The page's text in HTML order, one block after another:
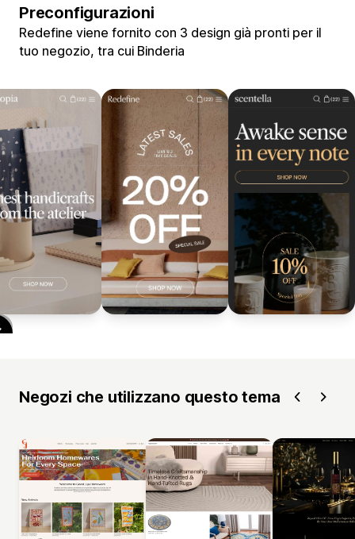
Preconfigurazioni
Redefine viene fornito con 3 design già pronti per il
tuo negozio, tra cui Binderia
Negozi che utilizzano questo tema